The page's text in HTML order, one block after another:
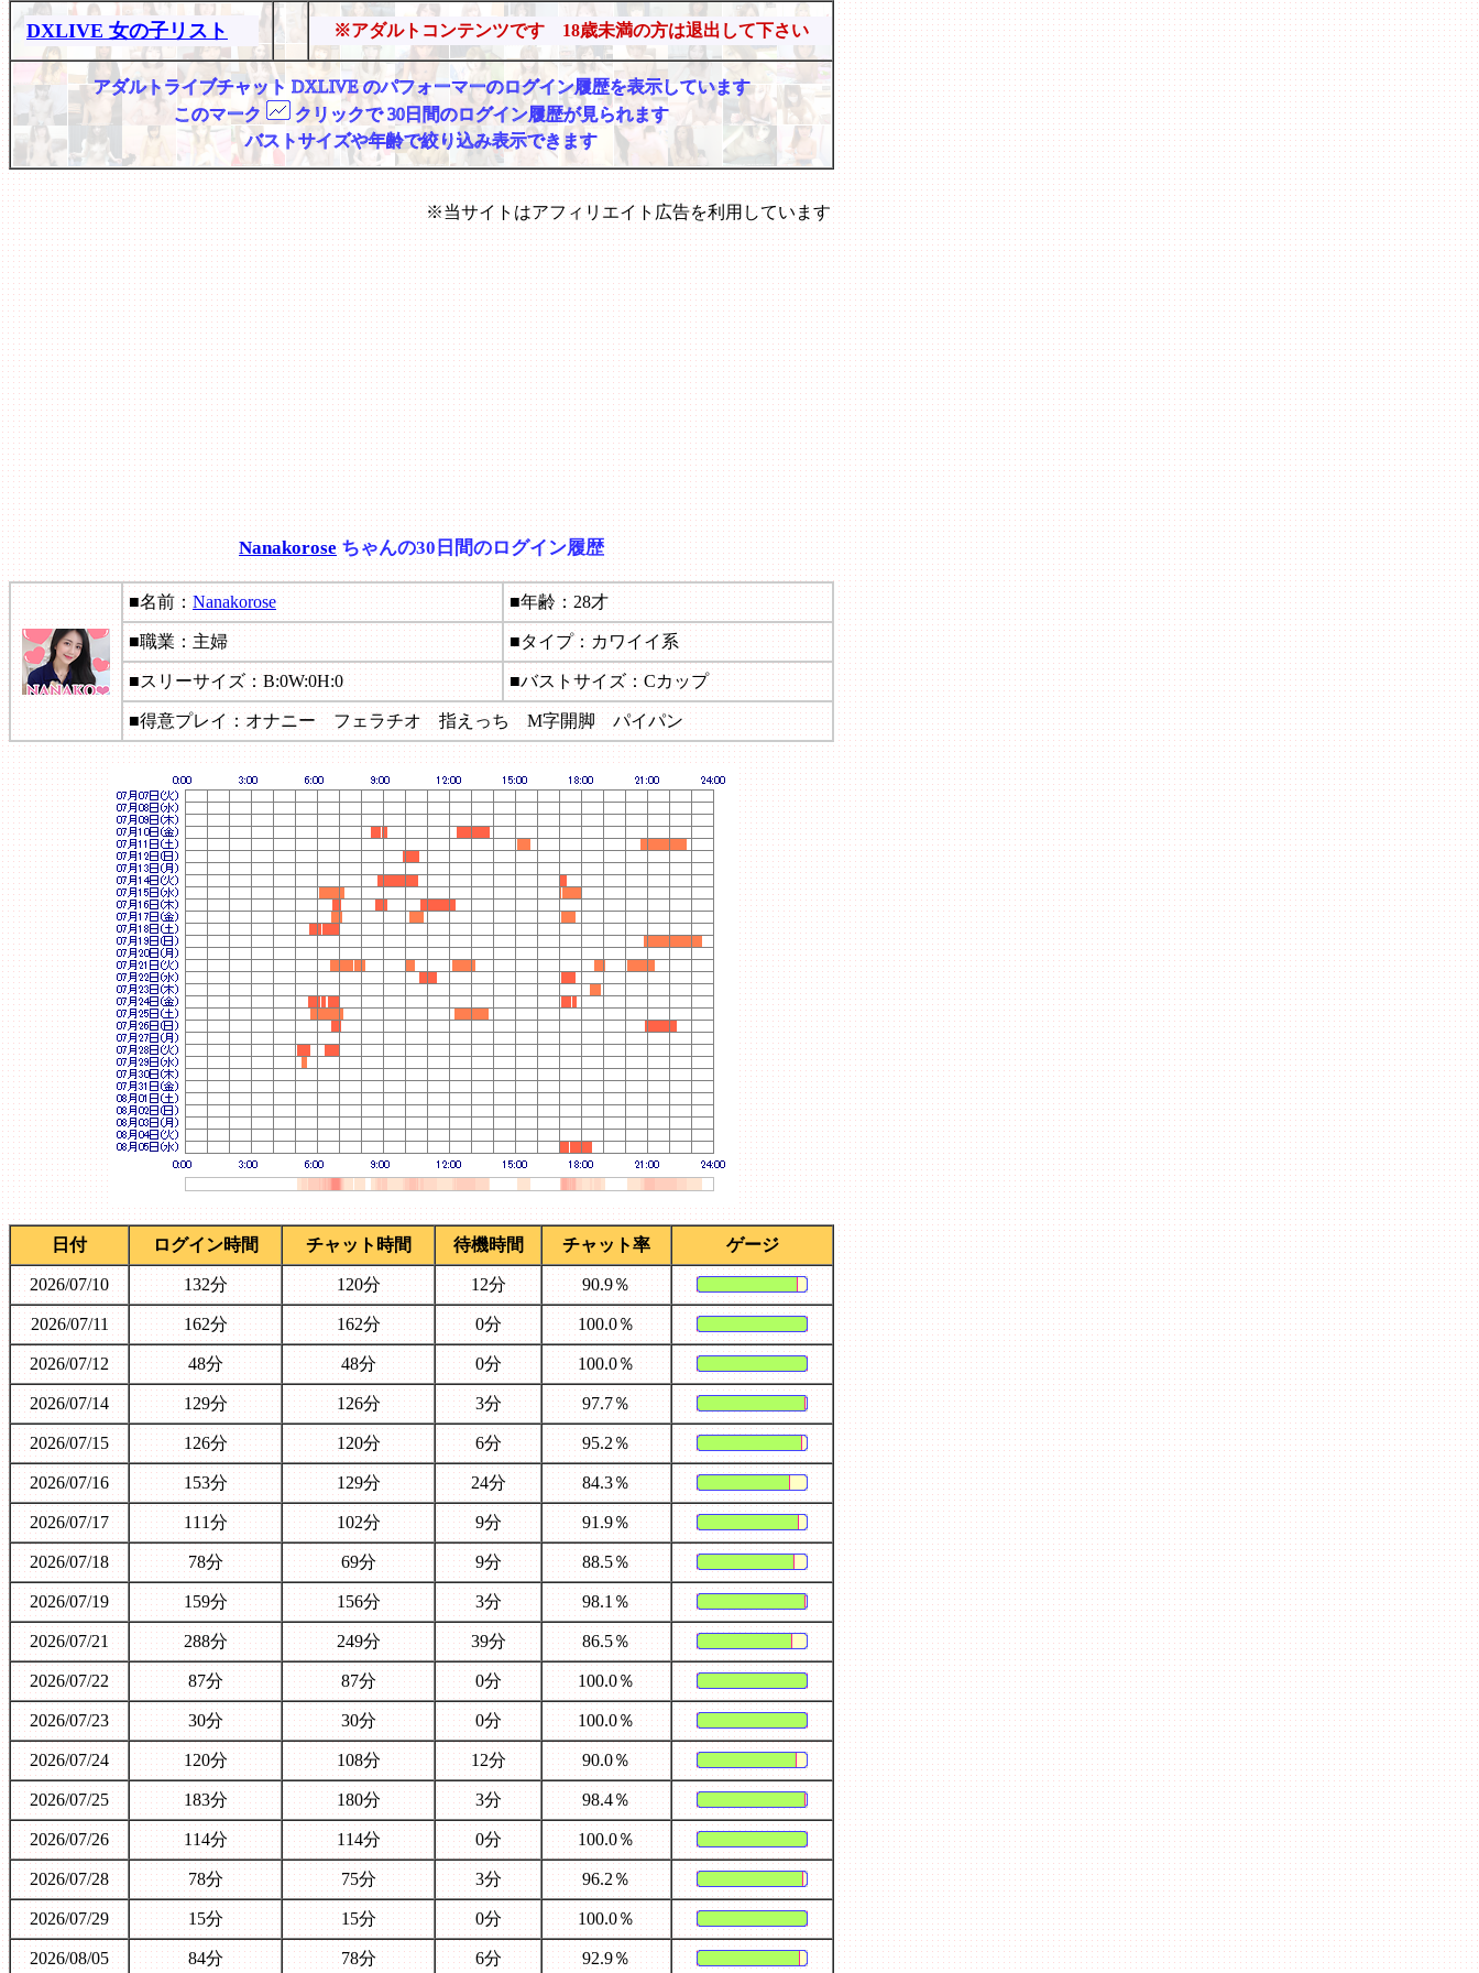
DXLIVE 女の子リスト ※アダルトコンテンツです 18歳未満の方は退出して下さい
アダルトライブチャット DXLIVE のパフォーマーのログイン履歴を表示しています
このマーク
クリックで 30日間のログイン履歴が見られます
バストサイズや年齢で絞り込み表示できます
※当サイトはアフィリエイト広告を利用しています
Nanakoroseちゃんの30日間のログイン履歴
■名前：Nanakorose ■年齢：28才
■職業：主婦 ■タイプ：カワイイ系
■スリーサイズ：B:0W:0H:0 ■バストサイズ：Cカップ
■得意プレイ：オナニー フェラチオ 指えっち M字開脚 パイパン
日付 ログイン時間 チャット時間 待機時間 チャット率 ゲージ
2026/07/10 132分 120分 12分 90.9％
2026/07/11 162分 162分 0分 100.0％
2026/07/12 48分 48分 0分 100.0％
2026/07/14 129分 126分 3分 97.7％
2026/07/15 126分 120分 6分 95.2％
2026/07/16 153分 129分 24分 84.3％
2026/07/17 111分 102分 9分 91.9％
2026/07/18 78分 69分 9分 88.5％
2026/07/19 159分 156分 3分 98.1％
2026/07/21 288分 249分 39分 86.5％
2026/07/22 87分 87分 0分 100.0％
2026/07/23 30分 30分 0分 100.0％
2026/07/24 120分 108分 12分 90.0％
2026/07/25 183分 180分 3分 98.4％
2026/07/26 114分 114分 0分 100.0％
2026/07/28 78分 75分 3分 96.2％
2026/07/29 15分 15分 0分 100.0％
2026/08/05 84分 78分 6分 92.9％